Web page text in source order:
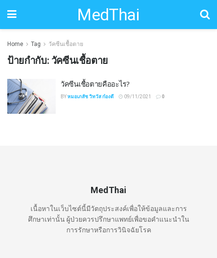
MedThai
Home Tag วัคซีนเชื้อตาย
ป้ายกำกับ: วัคซีนเชื้อตาย
วัคซีนเชื้อตายคืออะไร?
BYหมอเภสัช วิทวัส ก๋องดี 09/11/2021 0
MedThai
เนื้อหาในเว็บไซต์นี้มีวัตถุประสงค์เพื่อให้ข้อมูลและการ
ศึกษาเท่านั้น ผู้ป่วยควรปรึกษาแพทย์เพื่อขอคำแนะนำใน
การรักษาหรือการวินิจฉัยโรค